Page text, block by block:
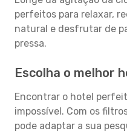
perfeitos para relaxar,
natural e desfrutar de
pressa.
Escolha o melhor
Encontrar o hotel
impossível. Com os
pode adaptar a sua